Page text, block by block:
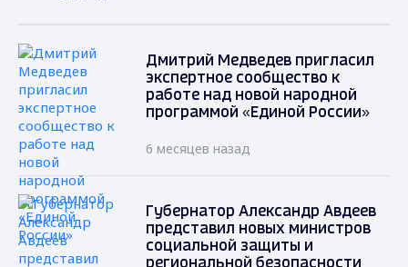
Дмитрий Медведев пригласил
экспертное сообщество к
работе над новой народной
программой «Единой России»
6 месяцев назад
Губернатор Александр Авдеев
представил новых министров
социальной защиты и
региональной безопасности